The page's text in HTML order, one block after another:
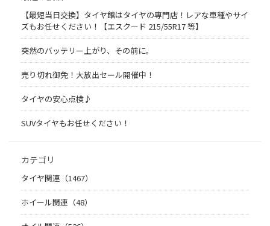
【最短当日交換】タイヤ館はタイヤの専門店！レアな車種やサイ
ズもお任せください！【エスクード 215/55R17 等】
突然のバッテリー上がり、その前に。
売り切れ御免！大放出セール開催中！
タイヤの安心点検♪
SUVタイヤもお任せください！
カテゴリ
タイヤ関連（1467）
ホイール関連（48）